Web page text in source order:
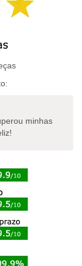
variantes.
as
podem
escolhidas
página
minhas